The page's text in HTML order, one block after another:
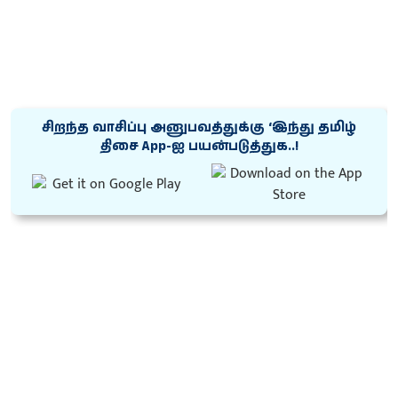
சிறந்த வாசிப்பு அனுபவத்துக்கு ‘இந்து தமிழ்
திசை App-ஐ பயன்படுத்துக..!